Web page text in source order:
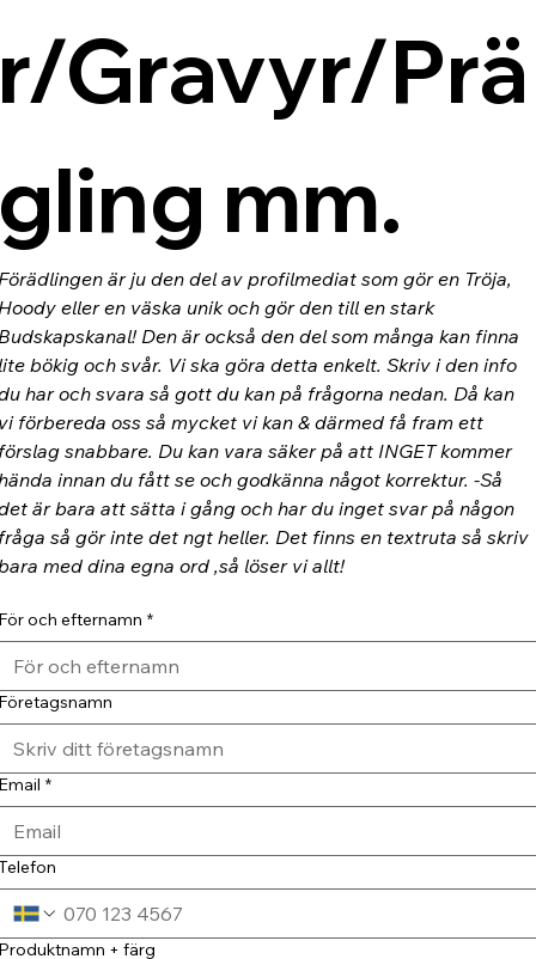
Gravyr/Prä
mm.
är ju den del av profilmediat som gör en Tröja,
eller en väska unik och gör den till en stark
Den är också den del som många kan finna
bökig och svår. Vi ska göra detta enkelt. Skriv i den info
har och svara så gott du kan på frågorna nedan. Då kan
förbereda oss så mycket vi kan & därmed få fram ett
snabbare. Du kan vara säker på att INGET kommer
innan du fått se och godkänna något korrektur. -Så
är bara att sätta i gång och har du inget svar på någon
så gör inte det ngt heller. Det finns en textruta så skriv
med dina egna ord ,så löser vi allt!
och efternamn *
*
+ färg